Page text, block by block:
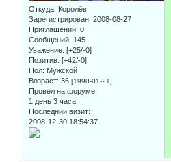
Откуда: Королёв
Зарегистрирован: 2008-08-27
Приглашений: 0
Сообщений: 145
Уважение: [+25/-0]
Позитив: [+42/-0]
Пол: Мужской
Возраст: 36 [1990-01-21]
Провел на форуме:
1 день 3 часа
Последний визит:
2008-12-30 18:54:37